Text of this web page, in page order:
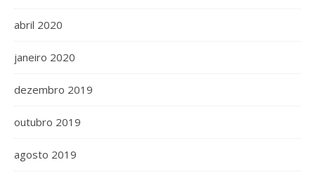
abril 2020
janeiro 2020
dezembro 2019
outubro 2019
agosto 2019